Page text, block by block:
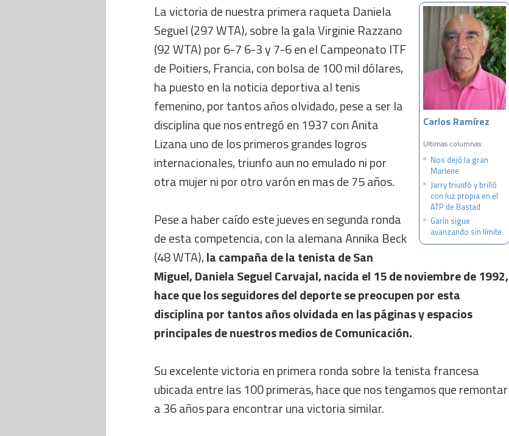
Carlos Ramírez
Ultimas columnas:
Nos dejó la gran
Marlene
Jarry triunfó y brilló
con luz propia en el
ATP de Bastad
Garín sigue
avanzando sin límite
La victoria de nuestra primera raqueta Daniela
Seguel (297 WTA), sobre la gala Virginie Razzano
(92 WTA) por 6-7 6-3 y 7-6 en el Campeonato ITF
de Poitiers, Francia, con bolsa de 100 mil dólares,
ha puesto en la noticia deportiva al tenis
femenino, por tantos años olvidado, pese a ser la
disciplina que nos entregó en 1937 con Anita
Lizana uno de los primeros grandes logros
internacionales, triunfo aun no emulado ni por
otra mujer ni por otro varón en mas de 75 años.
Pese a haber caído este jueves en segunda ronda
de esta competencia, con la alemana Annika Beck
(48 WTA),la campaña de la tenista de San
Miguel, Daniela Seguel Carvajal, nacida el 15 de noviembre de 1992,
hace que los seguidores del deporte se preocupen por esta
disciplina por tantos años olvidada en las páginas y espacios
principales de nuestros medios de Comunicación.
Su excelente victoria en primera ronda sobre la tenista francesa
ubicada entre las 100 primeras, hace que nos tengamos que remontar
a 36 años para encontrar una victoria similar.